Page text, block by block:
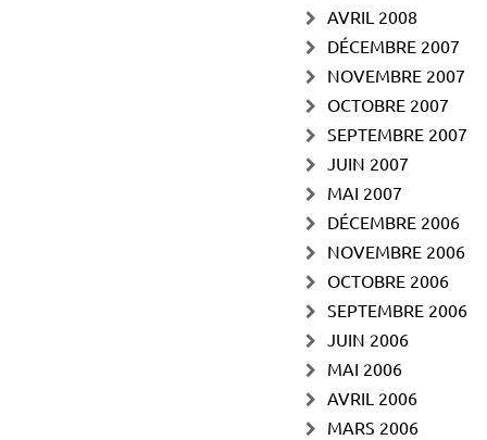
AVRIL 2008
DÉCEMBRE 2007
NOVEMBRE 2007
OCTOBRE 2007
SEPTEMBRE 2007
JUIN 2007
MAI 2007
DÉCEMBRE 2006
NOVEMBRE 2006
OCTOBRE 2006
SEPTEMBRE 2006
JUIN 2006
MAI 2006
AVRIL 2006
MARS 2006